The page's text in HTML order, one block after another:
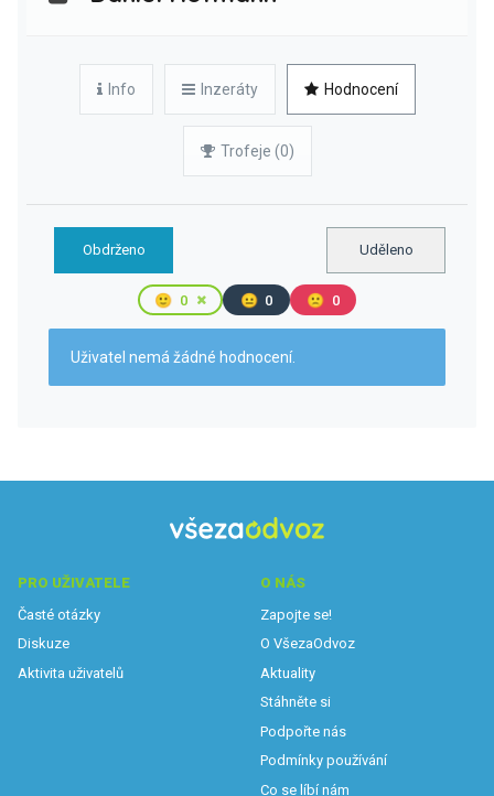
Info Inzeráty Hodnocení
Trofeje (0)
Obdrženo Uděleno
🙂 0 😐 0 🙁 0
Uživatel nemá žádné hodnocení.
PRO UŽIVATELE
Časté otázky
Diskuze
Aktivita uživatelů
O NÁS
Zapojte se!
O VšezaOdvoz
Aktuality
Stáhněte si
Podpořte nás
Podmínky používání
Co se líbí nám